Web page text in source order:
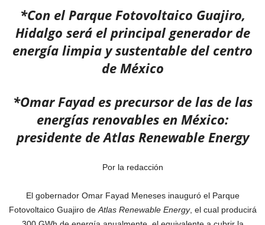
*Con el Parque Fotovoltaico Guajiro,
Hidalgo será el principal generador de
energía limpia y sustentable del centro
de México
*Omar Fayad es precursor de las de las
energías renovables en México:
presidente de Atlas Renewable Energy
Por la redacción
El gobernador Omar Fayad Meneses inauguró el Parque
Fotovoltaico Guajiro de Atlas Renewable Energy, el cual producirá